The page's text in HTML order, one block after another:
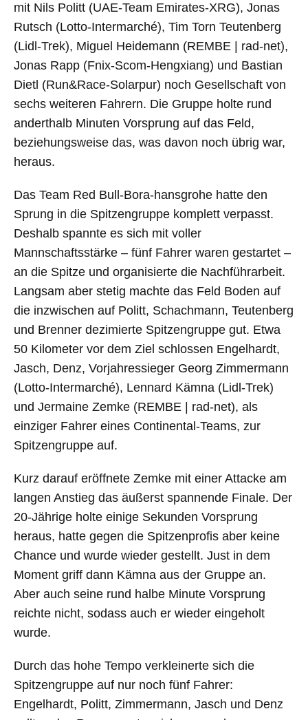
mit Nils Politt (UAE-Team Emirates-XRG), Jonas
Rutsch (Lotto-Intermarché), Tim Torn Teutenberg
(Lidl-Trek), Miguel Heidemann (REMBE | rad-net),
Jonas Rapp (Fnix-Scom-Hengxiang) und Bastian
Dietl (Run&Race-Solarpur) noch Gesellschaft von
sechs weiteren Fahrern. Die Gruppe holte rund
anderthalb Minuten Vorsprung auf das Feld,
beziehungsweise das, was davon noch übrig war,
heraus.
Das Team Red Bull-Bora-hansgrohe hatte den
Sprung in die Spitzengruppe komplett verpasst.
Deshalb spannte es sich mit voller
Mannschaftsstärke – fünf Fahrer waren gestartet –
an die Spitze und organisierte die Nachführarbeit.
Langsam aber stetig machte das Feld Boden auf
die inzwischen auf Politt, Schachmann, Teutenberg
und Brenner dezimierte Spitzengruppe gut. Etwa
50 Kilometer vor dem Ziel schlossen Engelhardt,
Jasch, Denz, Vorjahressieger Georg Zimmermann
(Lotto-Intermarché), Lennard Kämna (Lidl-Trek)
und Jermaine Zemke (REMBE | rad-net), als
einziger Fahrer eines Continental-Teams, zur
Spitzengruppe auf.
Kurz darauf eröffnete Zemke mit einer Attacke am
langen Anstieg das äußerst spannende Finale. Der
20-Jährige holte einige Sekunden Vorsprung
heraus, hatte gegen die Spitzenprofis aber keine
Chance und wurde wieder gestellt. Just in dem
Moment griff dann Kämna aus der Gruppe an.
Aber auch seine rund halbe Minute Vorsprung
reichte nicht, sodass auch er wieder eingeholt
wurde.
Durch das hohe Tempo verkleinerte sich die
Spitzengruppe auf nur noch fünf Fahrer:
Engelhardt, Politt, Zimmermann, Jasch und Denz